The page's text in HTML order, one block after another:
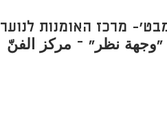
מרכז האומנות לנוער
"وجهة نظر" – مركز الفنّ